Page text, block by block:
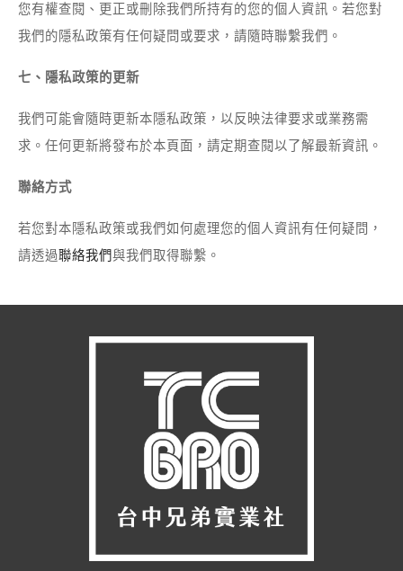
您有權查閱、更正或刪除我們所持有的您的個人資訊。若您對
我們的隱私政策有任何疑問或要求，請隨時聯繫我們。
七、隱私政策的更新
我們可能會隨時更新本隱私政策，以反映法律要求或業務需
求。任何更新將發布於本頁面，請定期查閱以了解最新資訊。
聯絡方式
若您對本隱私政策或我們如何處理您的個人資訊有任何疑問，
請透過聯絡我們與我們取得聯繫。